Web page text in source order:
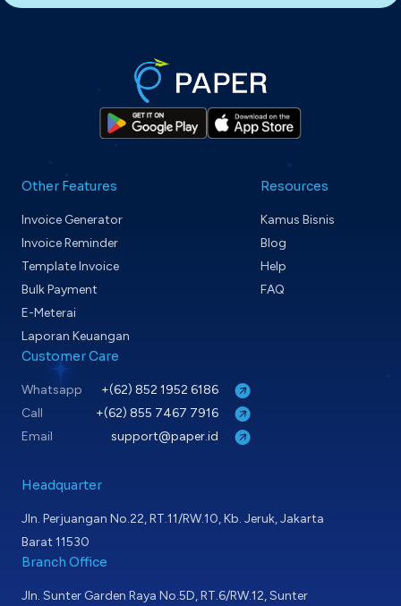
Other Features
Invoice Generator
Invoice Reminder
Template Invoice
Bulk Payment
E-Meterai
Laporan Keuangan
Resources
Kamus Bisnis
Blog
Help
FAQ
Customer Care
Whatsapp
+(62) 852 1952 6186
Call
+(62) 855 7467 7916
Email
support@paper.id
Headquarter
Jln. Perjuangan No.22, RT.11/RW.10, Kb. Jeruk, Jakarta
Barat 11530
Branch Office
Jln. Sunter Garden Raya No.5D, RT.6/RW.12, Sunter